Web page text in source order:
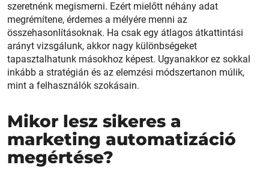
szeretnénk megismerni. Ezért mielőtt néhány adat
megrémítene, érdemes a mélyére menni az
összehasonlításoknak. Ha csak egy átlagos átkattintási
arányt vizsgálunk, akkor nagy különbségeket
tapasztalhatunk másokhoz képest. Ugyanakkor ez sokkal
inkább a stratégián és az elemzési módszertanon múlik,
mint a felhasználók szokásain.
Mikor lesz sikeres a
marketing automatizáció
megértése?